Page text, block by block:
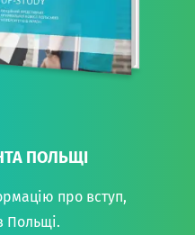
ПОЛЬЩІ
про вступ,
Польщі.